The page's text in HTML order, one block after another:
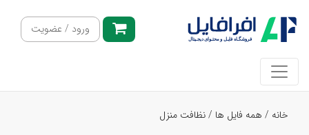
ورود / عضویت
خانه / همه فایل ها /نظافت منزل